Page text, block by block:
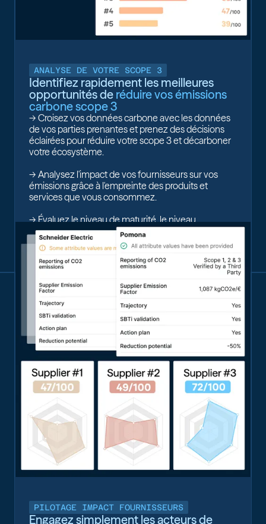
ANALYSE DE VOTRE SCOPE 3
Identifiez rapidement les meilleures
opportunités de réduire vos émissions
carbone scope 3
-> Croisez vos données carbone avec les données
de vos parties prenantes et prenez des décisions
éclairées pour réduire votre scope 3 et décarboner
votre écosystème.
-> Analysez l'impact de vos fournisseurs sur vos
émissions grâce à l'empreinte des produits et
services que vous consommez.
-> Évaluez le niveau de maturité, le niveau
d'engagement et le potentiel de réduction de votre
portefeuille d'investissement.
PILOTAGE IMPACT FOURNISSEURS
Engagez simplement les acteurs de